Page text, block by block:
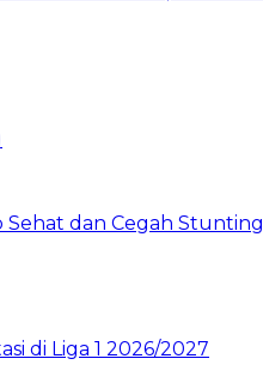
Sehat dan Cegah Stunting
di Liga 1 2026/2027